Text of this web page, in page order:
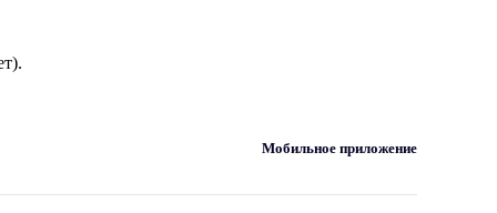
Мобильное приложение